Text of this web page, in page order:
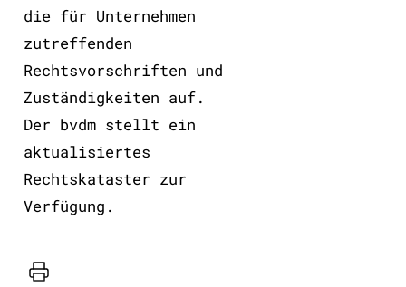
die für Unternehmen
zutreffenden
Rechtsvorschriften und
Zuständigkeiten auf.
Der bvdm stellt ein
aktualisiertes
Rechtskataster zur
Verfügung.
Drucker